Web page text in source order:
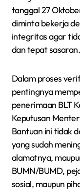
tanggal 27
diminta bekerja
integritas agar
dan tepat sasaran.
Dalam proses
pentingnya
penerimaan BLT
Keputusan
Bantuan ini tidak
yang sudah
alamatnya,
BUMN/BUMD,
sosial, maupun